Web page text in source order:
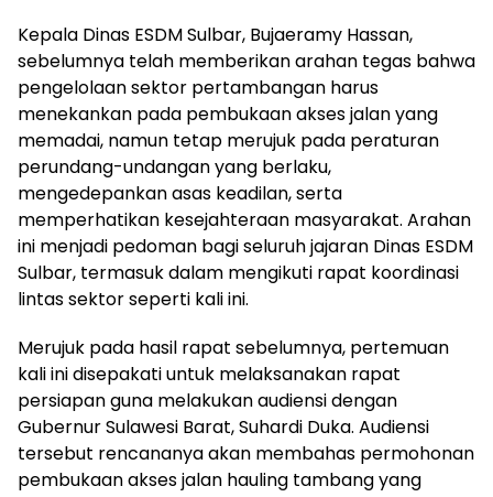
Kepala Dinas ESDM Sulbar, Bujaeramy Hassan,
sebelumnya telah memberikan arahan tegas bahwa
pengelolaan sektor pertambangan harus
menekankan pada pembukaan akses jalan yang
memadai, namun tetap merujuk pada peraturan
perundang-undangan yang berlaku,
mengedepankan asas keadilan, serta
memperhatikan kesejahteraan masyarakat. Arahan
ini menjadi pedoman bagi seluruh jajaran Dinas ESDM
Sulbar, termasuk dalam mengikuti rapat koordinasi
lintas sektor seperti kali ini.
Merujuk pada hasil rapat sebelumnya, pertemuan
kali ini disepakati untuk melaksanakan rapat
persiapan guna melakukan audiensi dengan
Gubernur Sulawesi Barat, Suhardi Duka. Audiensi
tersebut rencananya akan membahas permohonan
pembukaan akses jalan hauling tambang yang